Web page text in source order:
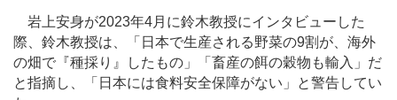
岩上安身が2023年4月に鈴木教授にインタビューした
際、鈴木教授は、「日本で生産される野菜の9割が、海外
の畑で『種採り』したもの」「畜産の餌の穀物も輸入」だ
と指摘し、「日本には食料安全保障がない」と警告してい